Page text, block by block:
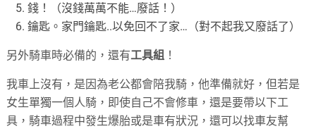
錢！（沒錢萬萬不能…廢話！）
鑰匙。家門鑰匙..以免回不了家…（對不起我又廢話了）
另外騎車時必備的，還有工具組 ！
我車上沒有，是因為老公都會陪我騎，他準備就好，但若是
女生單獨一個人騎，即使自己不會修車，還是要帶以下工
具，騎車過程中發生爆胎或是車有狀況，還可以找車友幫